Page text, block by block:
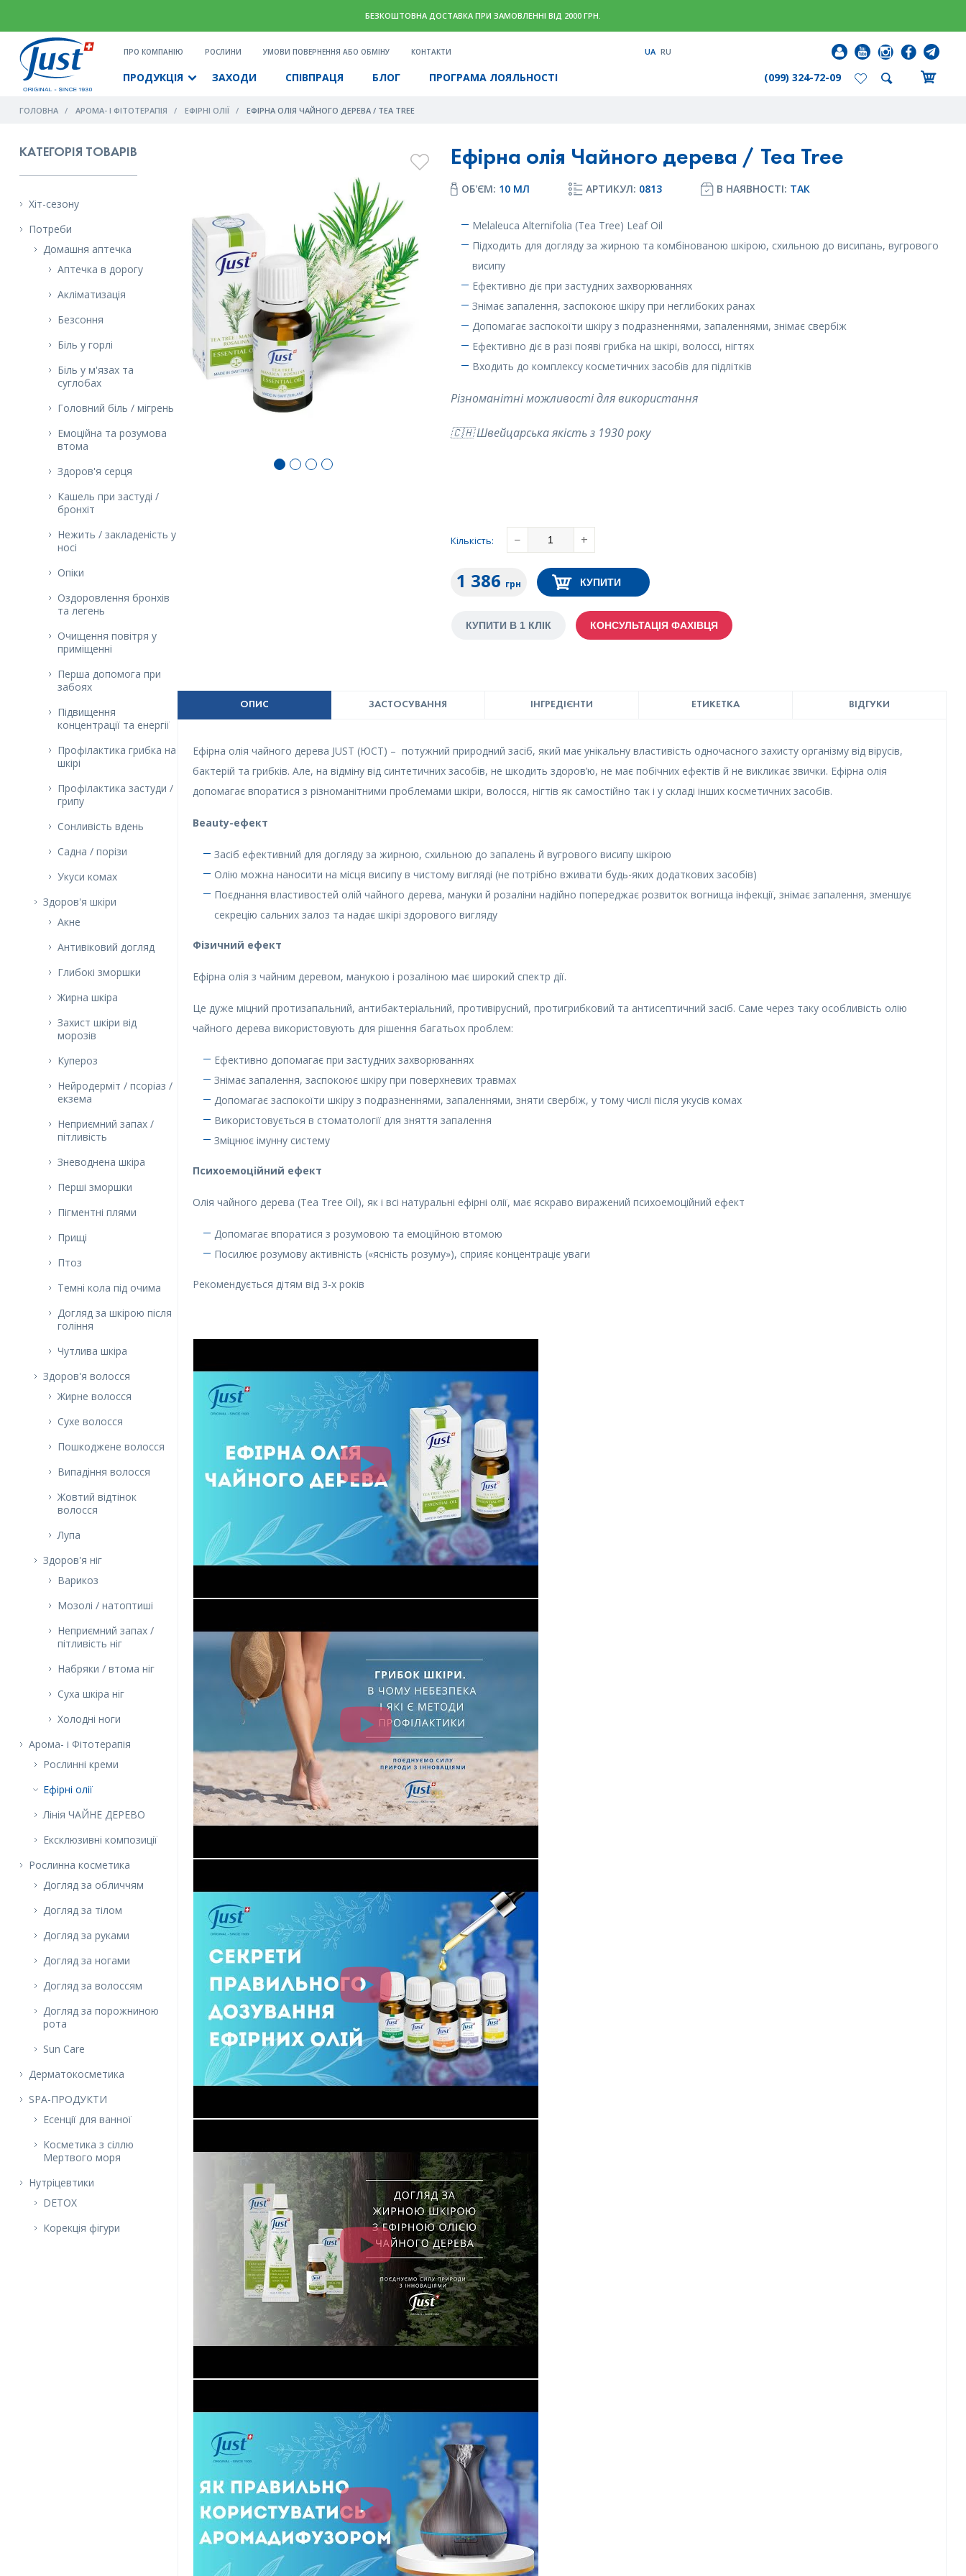
БЕЗКОШТОВНА ДОСТАВКА ПРИ ЗАМОВЛЕННІ ВІД 2000 ГРН.
ПРО КОМПАНІЮ РОСЛИНИ УМОВИ ПОВЕРНЕННЯ АБО ОБМІНУ КОНТАКТИ UA RU
ПРОДУКЦІЯ ЗАХОДИ СПІВПРАЦЯ БЛОГ ПРОГРАМА ЛОЯЛЬНОСТІ (099) 324-72-09
ГОЛОВНА АРОМА- І ФІТОТЕРАПІЯ ЕФІРНІ ОЛІЇ ЕФІРНА ОЛІЯ ЧАЙНОГО ДЕРЕВА / TEA TREE
КАТЕГОРІЯ ТОВАРІВ
Хіт-сезону
Потреби
Домашня аптечка
Аптечка в дорогу
Акліматизація
Безсоння
Біль у горлі
Біль у м'язах та
суглобах
Головний біль / мігрень
Емоційна та розумова
втома
Здоров'я серця
Кашель при застуді /
бронхіт
Нежить / закладеність у
носі
Опіки
Оздоровлення бронхів
та легень
Очищення повітря у
приміщенні
Перша допомога при
забоях
Підвищення
концентрації та енергії
Профілактика грибка на
шкірі
Профілактика застуди /
грипу
Сонливість вдень
Садна / порізи
Укуси комах
Здоров'я шкіри
Акне
Антивіковий догляд
Глибокі зморшки
Жирна шкіра
Захист шкіри від
морозів
Купероз
Нейродерміт / псоріаз /
екзема
Неприємний запах /
пітливість
Зневоднена шкіра
Перші зморшки
Пігментні плями
Прищі
Птоз
Темні кола під очима
Догляд за шкірою після
гоління
Чутлива шкіра
Здоров'я волосся
Жирне волосся
Сухе волосся
Пошкоджене волосся
Випадіння волосся
Жовтий відтінок
волосся
Лупа
Здоров'я ніг
Варикоз
Мозолі / натоптиші
Неприємний запах /
пітливість ніг
Набряки / втома ніг
Суха шкіра ніг
Холодні ноги
Арома- і Фітотерапія
Рослинні креми
Ефірні олії
Лінія ЧАЙНЕ ДЕРЕВО
Ексклюзивні композиції
Рослинна косметика
Догляд за обличчям
Догляд за тілом
Догляд за руками
Догляд за ногами
Догляд за волоссям
Догляд за порожниною
рота
Sun Care
Дерматокосметика
SPA-ПРОДУКТИ
Есенції для ванної
Косметика з сіллю
Мертвого моря
Нутріцевтики
DETOX
Корекція фігури
Ефірна олія Чайного дерева / Tea Tree
ОБ'ЄМ: 10 МЛ АРТИКУЛ: 0813 В НАЯВНОСТІ: ТАК
Melaleuca Alternifolia (Tea Tree) Leaf Oil
Підходить для догляду за жирною та комбінованою шкірою, схильною до висипань, вугрового
висипу
Ефективно діє при застудних захворюваннях
Знімає запалення, заспокоює шкіру при неглибоких ранах
Допомагає заспокоїти шкіру з подразненнями, запаленнями, знімає свербіж
Ефективно діє в разі появі грибка на шкірі, волоссі, нігтях
Входить до комплексу косметичних засобів для підлітків
Різноманітні можливості для використання
🇨🇭 Швейцарська якість з 1930 року
Кількість: − +
1 386 грн КУПИТИ
ОПИС ЗАСТОСУВАННЯ ІНГРЕДІЄНТИ ЕТИКЕТКА ВІДГУКИ
Ефірна олія чайного дерева JUST (ЮСТ) – потужний природний засіб, який має унікальну властивість одночасного захисту організму від вірусів,
бактерій та грибків. Але, на відміну від синтетичних засобів, не шкодить здоров’ю, не має побічних ефектів й не викликає звички. Ефірна олія
допомагає впоратися з різноманітними проблемами шкіри, волосся, нігтів як самостійно так і у складі інших косметичних засобів.
Beauty-ефект
Засіб ефективний для догляду за жирною, схильною до запалень й вугрового висипу шкірою
Олію можна наносити на місця висипу в чистому вигляді (не потрібно вживати будь-яких додаткових засобів)
Поєднання властивостей олій чайного дерева, мануки й розаліни надійно попереджає розвиток вогнища інфекції, знімає запалення, зменшує
секрецію сальних залоз та надає шкірі здорового вигляду
Фізичний ефект
Ефірна олія з чайним деревом, манукою і розаліною має широкий спектр дії.
Це дуже міцний протизапальний, антибактеріальний, противірусний, протигрибковий та антисептичний засіб. Саме через таку особливість олію
чайного дерева використовують для рішення багатьох проблем:
Ефективно допомагає при застудних захворюваннях
Знімає запалення, заспокоює шкіру при поверхневих травмах
Допомагає заспокоїти шкіру з подразненнями, запаленнями, зняти свербіж, у тому числі після укусів комах
Використовується в стоматології для зняття запалення
Зміцнює імунну систему
Психоемоційний ефект
Олія чайного дерева (Tea Tree Oil), як і всі натуральні ефірні олії, має яскраво виражений психоемоційний ефект
Допомагає впоратися з розумовою та емоційною втомою
Посилює розумову активність («ясність розуму»), сприяє концентраціє уваги
Рекомендується дітям від 3-х років